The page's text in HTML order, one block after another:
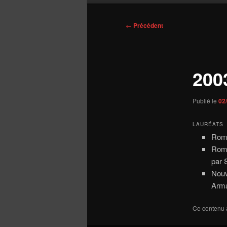
Navigation
← Précédent
Publié le
LAURÉATS
par
Ce contenu